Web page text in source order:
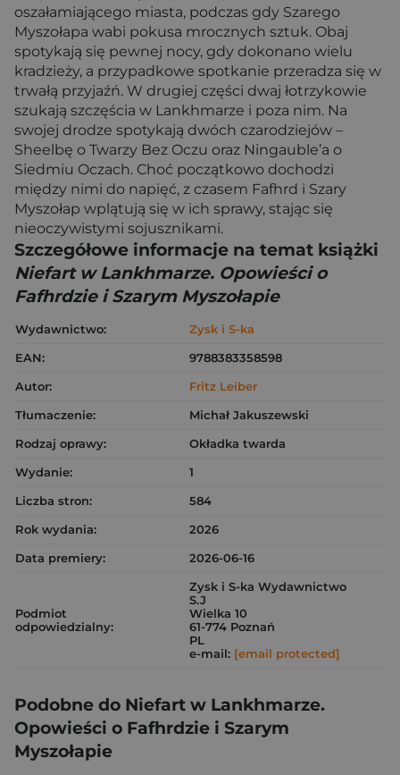
oszałamiającego miasta, podczas gdy Szarego
Myszołapa wabi pokusa mrocznych sztuk. Obaj
spotykają się pewnej nocy, gdy dokonano wielu
kradzieży, a przypadkowe spotkanie przeradza się w
trwałą przyjaźń. W drugiej części dwaj łotrzykowie
szukają szczęścia w Lankhmarze i poza nim. Na
swojej drodze spotykają dwóch czarodziejów –
Sheelbę o Twarzy Bez Oczu oraz Ningauble’a o
Siedmiu Oczach. Choć początkowo dochodzi
między nimi do napięć, z czasem Fafhrd i Szary
Myszołap wplątują się w ich sprawy, stając się
nieoczywistymi sojusznikami.
Szczegółowe informacje na temat książki
Niefart w Lankhmarze. Opowieści o
Fafhrdzie i Szarym Myszołapie
Wydawnictwo:
Zysk i S-ka
EAN:
9788383358598
Autor:
Fritz Leiber
Tłumaczenie:
Michał Jakuszewski
Rodzaj oprawy:
Okładka twarda
Wydanie:
1
Liczba stron:
584
Rok wydania:
2026
Data premiery:
2026-06-16
Podmiot
odpowiedzialny:
Zysk i S-ka Wydawnictwo
S.J
Wielka 10
61-774 Poznań
PL
e-mail: [email protected]
Podobne do Niefart w Lankhmarze.
Opowieści o Fafhrdzie i Szarym
Myszołapie